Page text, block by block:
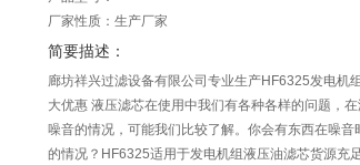
厂家性质： 生产厂家
简要描述：
廊坊祥兴过滤设备有限公司专业生产HF6325发电机
大优惠 液压滤芯在使用中我们有各种各样的问题，
噪音的情况，可能我们比较了解。你会有东西在噪
的情况？HF6325适用于发电机组液压油滤芯货源充足